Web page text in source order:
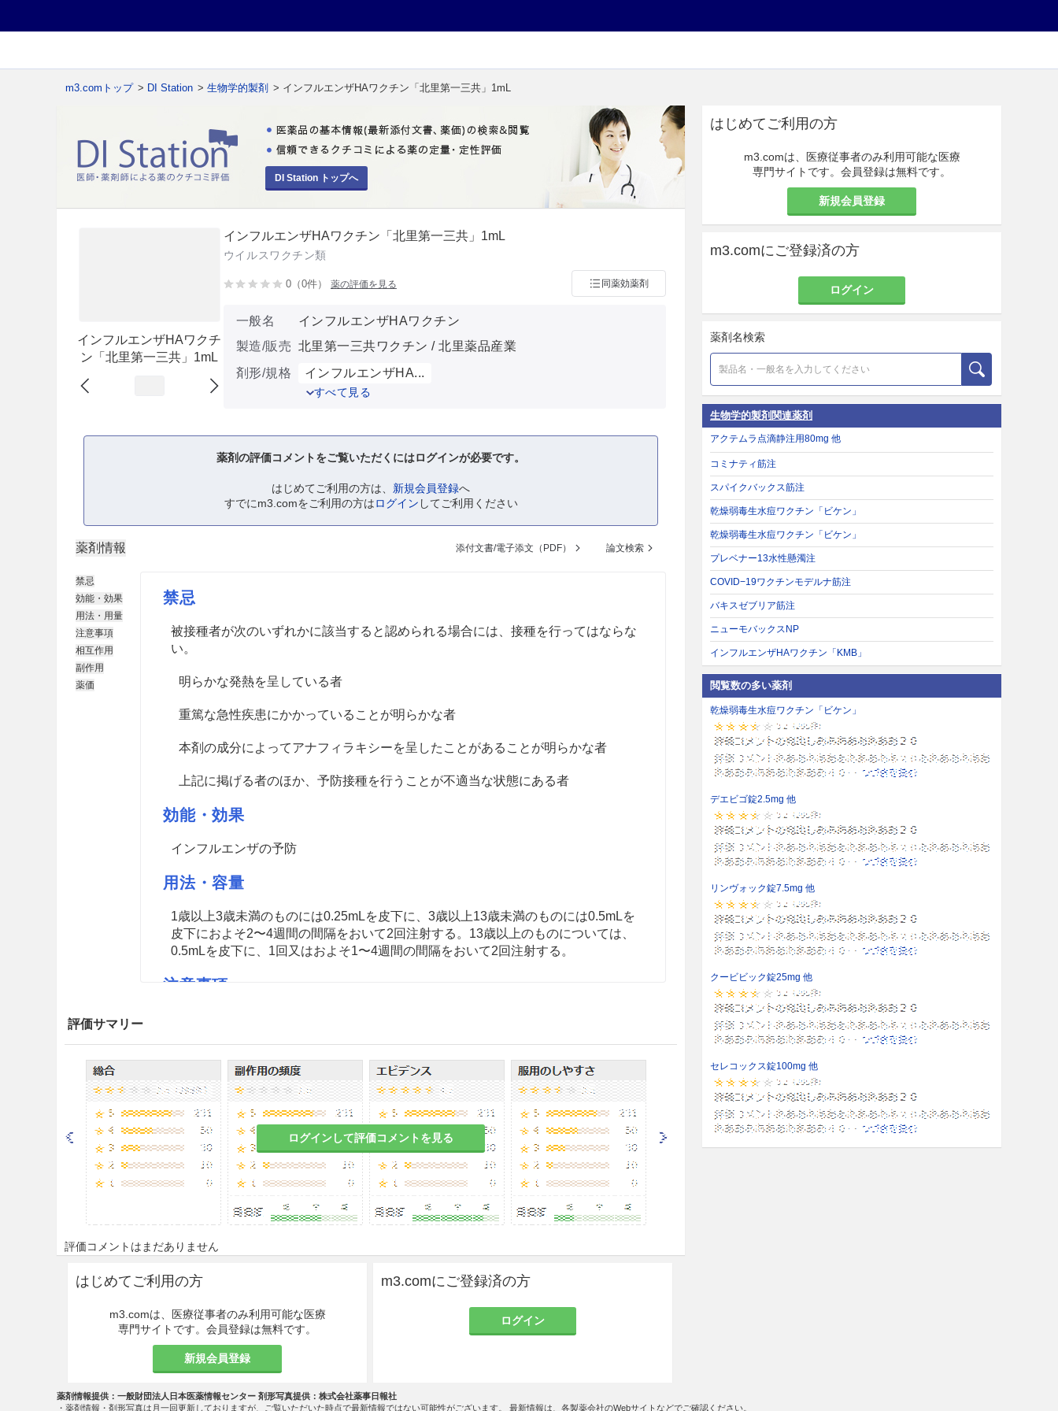
m3.comトップ > DI Station > 生物学的製剤 > インフルエンザHAワクチン「北里第一三共」1mL
DI Station トップへ
インフルエンザHAワクチ
ン「北里第一三共」1mL
インフルエンザHAワクチン「北里第一三共」1mL
ウイルスワクチン類
0（0件） 薬の評価を見る 同薬効薬剤
一般名
インフルエンザHAワクチン
製造/販売 北里第一三共ワクチン / 北里薬品産業
剤形/規格
インフルエンザHA...
すべて見る
薬剤の評価コメントをご覧いただくにはログインが必要です。
はじめてご利用の方は、 新規会員登録へ
すでにm3.comをご利用の方はログイン してご利用ください
薬剤情報 添付文書/電子添文（PDF） 論文検索
禁忌
効能・効果
用法・用量
注意事項
相互作用
副作用
薬価
禁忌
被接種者が次のいずれかに該当すると認められる場合には、接種を行ってはならな
い。
明らかな発熱を呈している者
重篤な急性疾患にかかっていることが明らかな者
本剤の成分によってアナフィラキシーを呈したことがあることが明らかな者
上記に掲げる者のほか、予防接種を行うことが不適当な状態にある者
効能・効果
インフルエンザの予防
用法・容量
1歳以上3歳未満のものには0.25mLを皮下に、3歳以上13歳未満のものには0.5mLを
皮下におよそ2〜4週間の間隔をおいて2回注射する。13歳以上のものについては、
0.5mLを皮下に、1回又はおよそ1〜4週間の間隔をおいて2回注射する。
注意事項
本剤は、「予防接種実施規則」及び「定期接種実施要領」に準拠して使用するこ
と。
被接種者について、 接種前に必ず問診、検温及び診察
（視診、聴診等）によって健
康状態を調べること。
本剤は添加物としてチメロサール（水銀化合物）を含有している。チメロサール含
有製剤の投与（接種）により、過敏症（発熱、発疹、蕁麻疹、紅斑、そう痒等）が
あらわれたとの報告があるので、問診を十分に行い、接種後は観察を十分に行うこ
ち、また、接種後の
事前に知らせること。
慎重投与
被接種者が次のいずれかに該当すると認められる場合は、健康状態及び体質を勘案
し、診察及び接種適否の判断を慎重に行い、予防接種の必要性、副反応、有用性に
評価サマリー
ログインして評価コメントを見る
評価コメントはまだありません
はじめてご利用の方
m3.comは、医療従事者のみ利用可能な医療
専門サイトです。会員登録は無料です。
新規会員登録
m3.comにご登録済の方
ログイン
はじめてご利用の方
m3.comは、医療従事者のみ利用可能な医療
専門サイトです。会員登録は無料です。
新規会員登録
m3.comにご登録済の方
ログイン
薬剤名検索
生物学的製剤関連薬剤
アクテムラ点滴静注用80mg 他
コミナティ筋注
スパイクバックス筋注
乾燥弱毒生水痘ワクチン「ビケン」
乾燥弱毒生水痘ワクチン「ビケン」
プレベナー13水性懸濁注
COVID−19ワクチンモデルナ筋注
バキスゼブリア筋注
ニューモバックスNP
インフルエンザHAワクチン「KMB」
閲覧数の多い薬剤
乾燥弱毒生水痘ワクチン「ビケン」
デエビゴ錠2.5mg 他
リンヴォック錠7.5mg 他
クービビック錠25mg 他
セレコックス錠100mg 他
薬剤情報提供：一般財団法人日本医薬情報センター 剤形写真提供：株式会社薬事日報社
・薬剤情報・剤形写真は月一回更新しておりますが、ご覧いただいた時点で最新情報ではない可能性がございます。 最新情報は、各製薬会社のWebサイトなどでご確認ください。